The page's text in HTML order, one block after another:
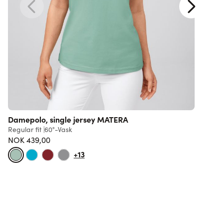
Damepolo, single jersey MATERA
Regular fit 60°-Vask
NOK 439,00
+13